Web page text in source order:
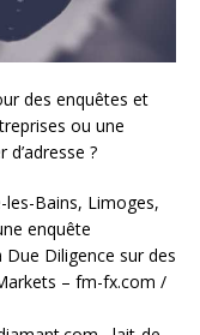
des enquêtes et
ou une
?
les-Bains, Limoges,
enquête
Diligence sur des
– fm-fx.com /